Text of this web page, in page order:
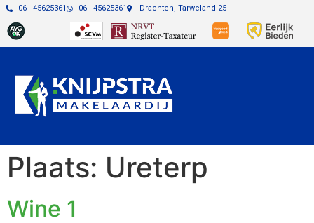
06 - 45625361 06 - 45625361 Drachten, Tarweland 25
Plaats: Ureterp
Wine 1